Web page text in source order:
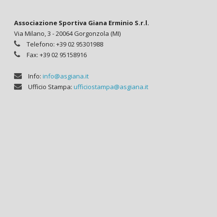
Associazione Sportiva Giana Erminio S.r.l.
Via Milano, 3 - 20064 Gorgonzola (MI)
Telefono: +39 02 95301988
Fax: +39 02 95158916
Info: info@asgiana.it
Ufficio Stampa: ufficiostampa@asgiana.it